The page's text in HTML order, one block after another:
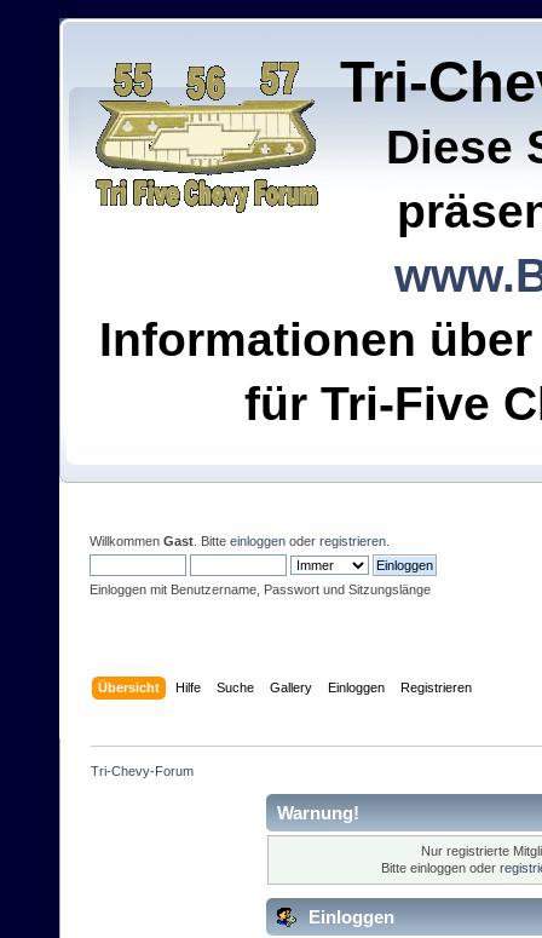
Tri-
Diese
Informationen
für Tri-Five
Willkommen Gast . Bitte einloggen oder registrieren
Einloggen mit Benutzername, Passwort und Sitzungslänge
Übersicht Hilfe Suche Gallery Einloggen Registrieren
Tri-Chevy-Forum
Warnung!
Nur registrierte
Bitte einloggen oder
Einloggen